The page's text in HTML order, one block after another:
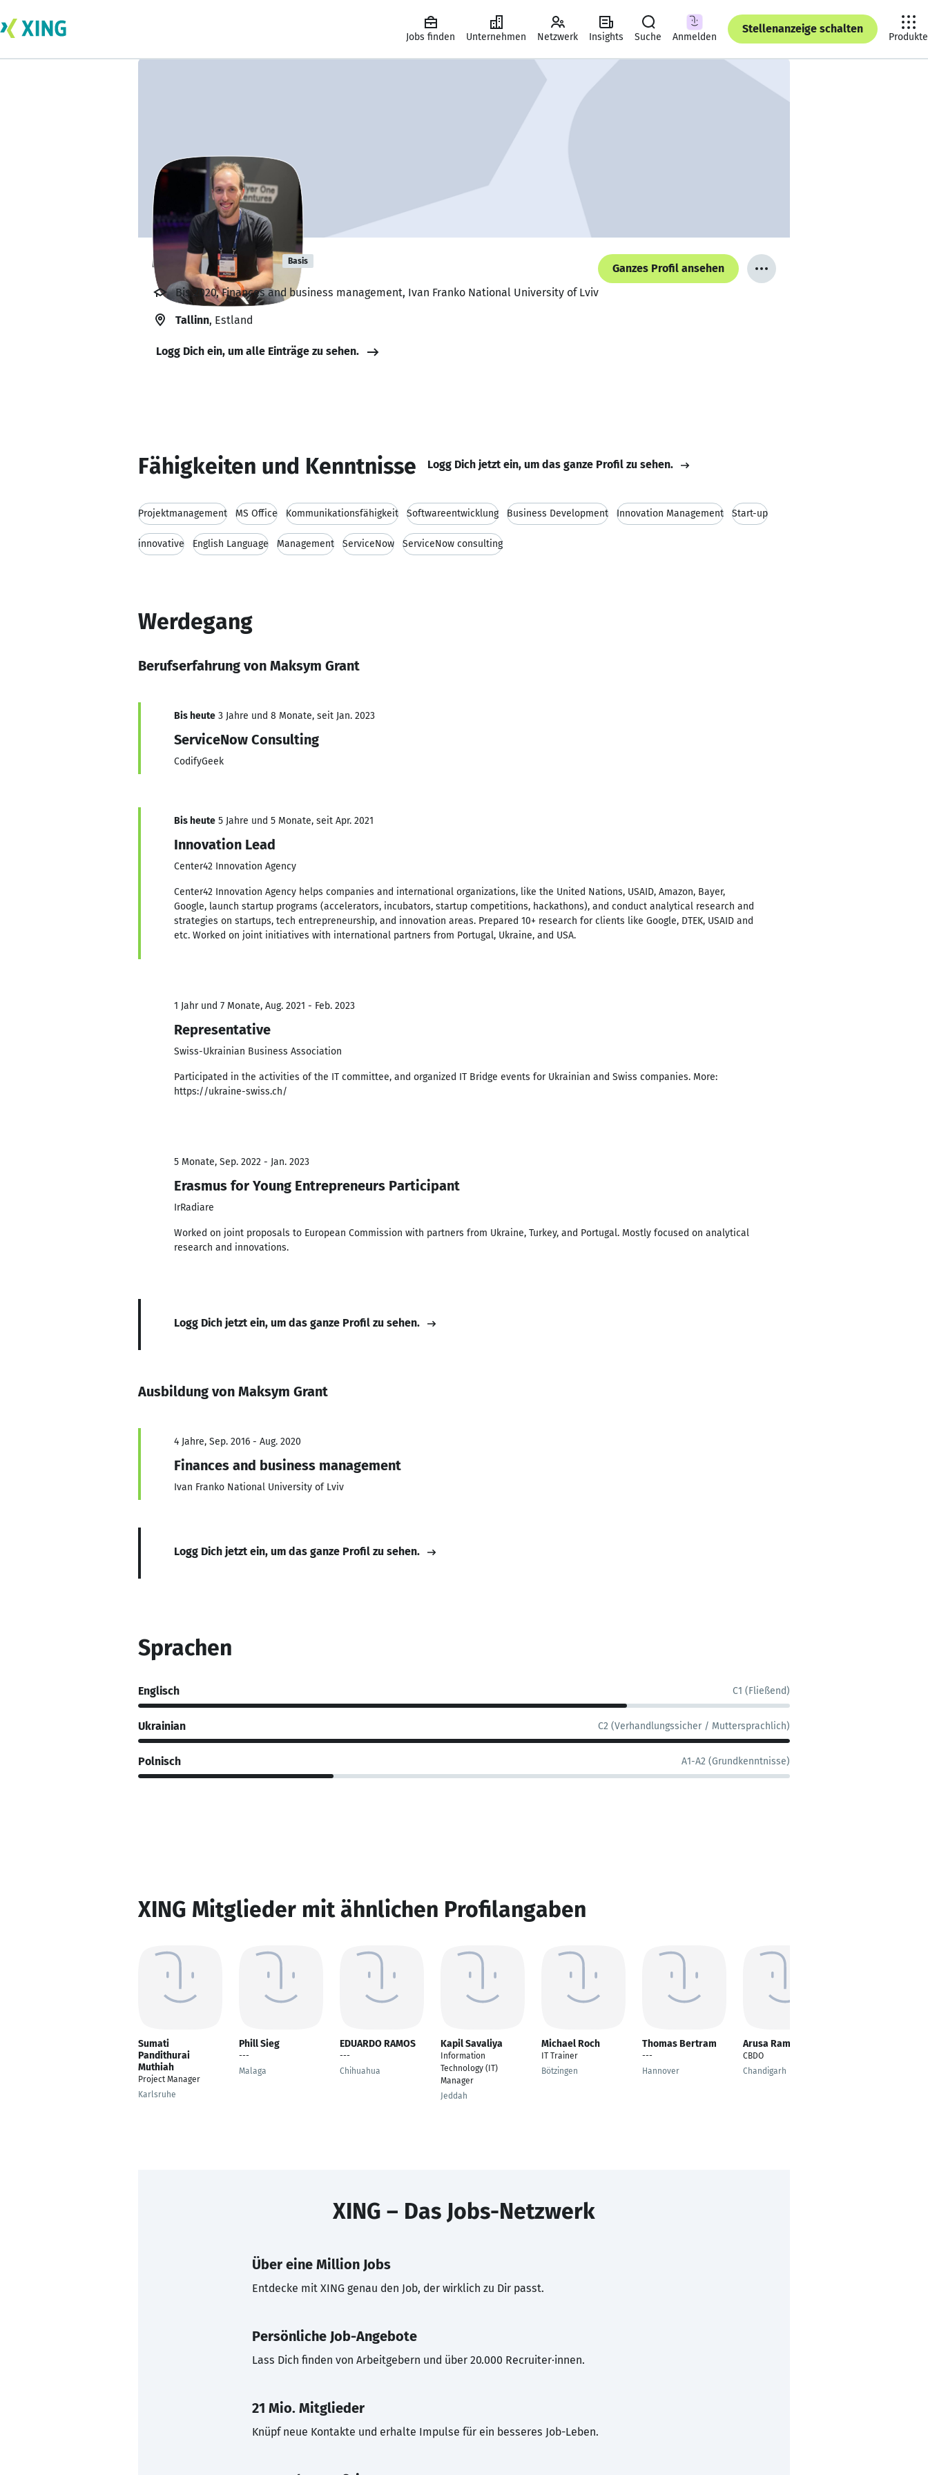
Jobs finden Unternehmen Netzwerk Insights Suche Anmelden
Stellenanzeige schalten
Produkte
Maksym Grant Basis
Ganzes Profil ansehen
Bis 2020, Finances and business management, Ivan Franko National University of Lviv
Tallinn, Estland
Logg Dich ein, um alle Einträge zu sehen.
Fähigkeiten und Kenntnisse Logg Dich jetzt ein, um das ganze Profil zu sehen.
Projektmanagement MS Office Kommunikationsfähigkeit Softwareentwicklung Business Development Innovation Management Start-up
innovative English Language Management ServiceNow ServiceNow consulting
Werdegang
Berufserfahrung von Maksym Grant
Bis heute 3 Jahre und 8 Monate, seit Jan. 2023
ServiceNow Consulting
CodifyGeek
Bis heute 5 Jahre und 5 Monate, seit Apr. 2021
Innovation Lead
Center42 Innovation Agency
Center42 Innovation Agency helps companies and international organizations, like the United Nations, USAID, Amazon, Bayer,
Google, launch startup programs (accelerators, incubators, startup competitions, hackathons), and conduct analytical research and
strategies on startups, tech entrepreneurship, and innovation areas. Prepared 10+ research for clients like Google, DTEK, USAID and
etc. Worked on joint initiatives with international partners from Portugal, Ukraine, and USA.
1 Jahr und 7 Monate, Aug. 2021 - Feb. 2023
Representative
Swiss-Ukrainian Business Association
Participated in the activities of the IT committee, and organized IT Bridge events for Ukrainian and Swiss companies. More:
https://ukraine-swiss.ch/
5 Monate, Sep. 2022 - Jan. 2023
Erasmus for Young Entrepreneurs Participant
IrRadiare
Worked on joint proposals to European Commission with partners from Ukraine, Turkey, and Portugal. Mostly focused on analytical
research and innovations.
Logg Dich jetzt ein, um das ganze Profil zu sehen.
Ausbildung von Maksym Grant
4 Jahre, Sep. 2016 - Aug. 2020
Finances and business management
Ivan Franko National University of Lviv
Logg Dich jetzt ein, um das ganze Profil zu sehen.
Sprachen
Englisch C1 (Fließend)
Ukrainian C2 (Verhandlungssicher / Muttersprachlich)
Polnisch A1-A2 (Grundkenntnisse)
XING Mitglieder mit ähnlichen Profilangaben
Sumati
Pandithurai
Muthiah
Project Manager
Karlsruhe
Phill Sieg
---
Malaga
EDUARDO RAMOS
---
Chihuahua
Kapil Savaliya
Information
Technology (IT)
Manager
Jeddah
Michael Roch
IT Trainer
Bötzingen
Thomas Bertram
---
Hannover
Arusa Raman
CBDO
Chandigarh
XING – Das Jobs-Netzwerk
Über eine Million Jobs
Entdecke mit XING genau den Job, der wirklich zu Dir passt.
Persönliche Job-Angebote
Lass Dich finden von Arbeitgebern und über 20.000 Recruiter·innen.
21 Mio. Mitglieder
Knüpf neue Kontakte und erhalte Impulse für ein besseres Job-Leben.